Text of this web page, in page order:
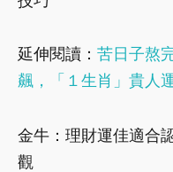
延伸閱讀： 苦日子熬
飆，「１生肖」貴人
金牛：理財運佳適合
觀